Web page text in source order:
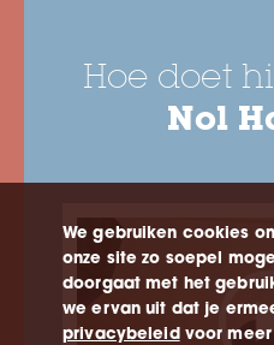
Hoe doet
Nol
We gebruiken cookies
onze site zo soepel
doorgaat met het
we ervan uit dat je
privacybeleid voor